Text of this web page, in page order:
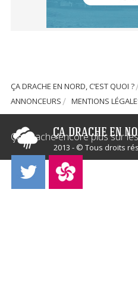
ÇA DRACHE EN NORD, C’EST QUOI ?
ANNONCEURS
MENTIONS
2013 - © Tous droits
Ça Drache encore plus sur